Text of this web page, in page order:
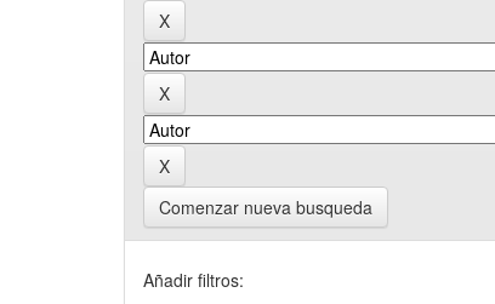
Comenzar nueva busqueda
Añadir filtros: